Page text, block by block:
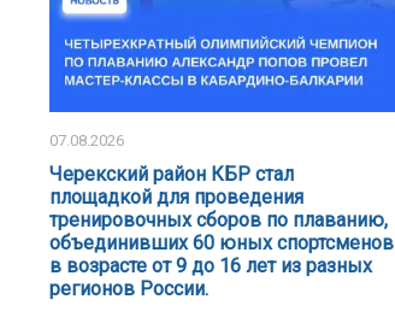
07.08.2026
Черекский район КБР стал
площадкой для проведения
тренировочных сборов по плаванию,
объединивших 60 юных спортсменов
в возрасте от 9 до 16 лет из разных
регионов России.